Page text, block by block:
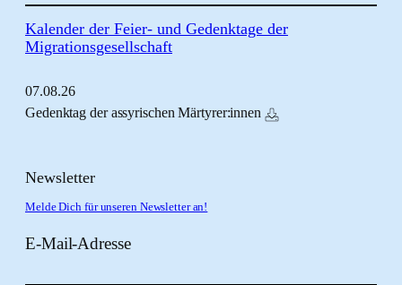
Kalender der Feier- und Gedenktage der
Migrationsgesellschaft
07.08.26
Gedenktag der assyrischen Märtyrer:innen
Newsletter
Melde Dich für unseren Newsletter an!
E-Mail-Adresse